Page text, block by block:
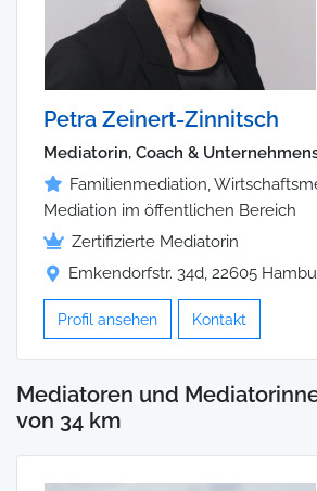
Petra Zeinert-Zinnitsch
Mediatorin, Coach &
Familienmediation,
Mediation im öffentlichen Bereich
Zertifizierte Mediatorin
Emkendorfstr. 34d, 22605
Profil ansehen Kontakt
Mediatoren und
von 34 km